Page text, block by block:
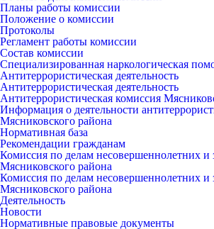
Планы работы комиссии
Положение о комиссии
Протоколы
Регламент работы комиссии
Состав комиссии
Специализированная наркологическая
Антитеррористическая деятельность
Антитеррористическая деятельность
Антитеррористическая комиссия
Информация о деятельности
Мясниковского района
Нормативная база
Рекомендации гражданам
Комиссия по делам несовершеннолетних и
Мясниковского района
Комиссия по делам несовершеннолетних и
Мясниковского района
Деятельность
Новости
Нормативные правовые документы